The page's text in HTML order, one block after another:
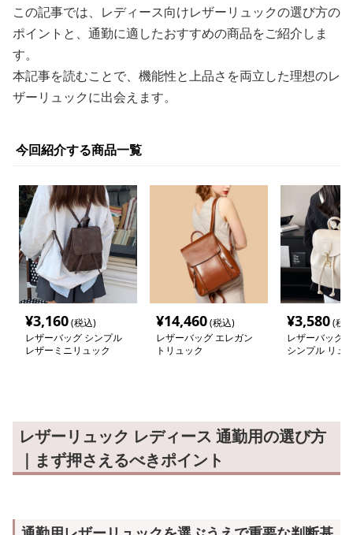
この記事では、レディース向けレザーリュックの選び方の
ポイントと、通勤に適したおすすめの商品をご紹介しま
す。
本記事を読むことで、機能性と上品さを両立した理想のレ
ザーリュックに出会えます。
今回紹介する商品一覧
¥3,160(税込)
レザーバッグ シンプル
レザーミニリュック
¥14,460(税込)
レザーバッグ エレガン
トリュック
¥3,580(税
レザーバッグ
シンプル リュ
レザーリュック レディース 通勤用の選び方
｜まず押さえるべきポイント